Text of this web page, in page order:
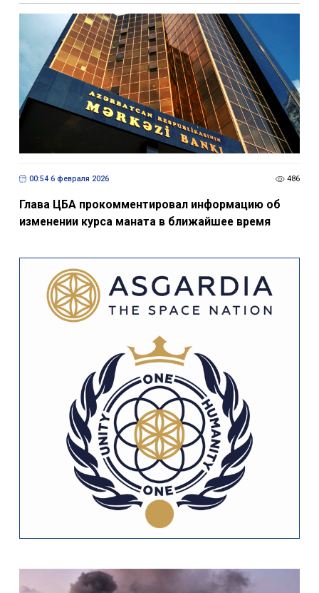
00:54 6 февраля 2026 486
Глава ЦБА прокомментировал информацию об
изменении курса маната в ближайшее время